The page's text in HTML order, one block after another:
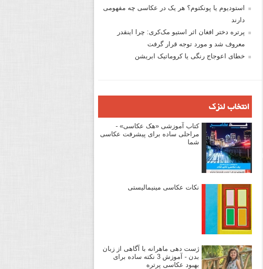
استودیوم یا پونکتوم؟ هر یک در عکاسی چه مفهومی
دارند
پرتره دختر افغان اثر استیو مک‌کری: چرا اینقدر
معروف شد و مورد توجه قرار گرفت
خطای اعوجاج رنگی یا کروماتیک ابریشن
انتخاب لنزک
کتاب آموزشی «هک عکاسی» -
مراحلی ساده برای پیشرفت عکاسی
شما
نکات عکاسی مینیمالیستی
ژست دهی ماهرانه با آگاهی از زبان
بدن - آموزش 3 نکته ساده برای
بهبود عکاسی پرتره